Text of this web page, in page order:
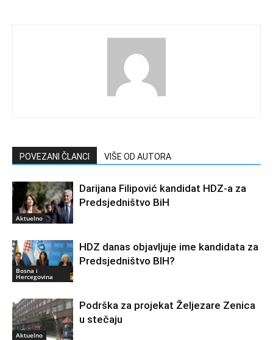
POVEZANI ČLANCI VIŠE OD AUTORA
Aktuelno
Darijana Filipović kandidat HDZ-a za
Predsjedništvo BiH
Bosna i
Hercegovina
HDZ danas objavljuje ime kandidata za
Predsjedništvo BIH?
Aktuelno
Podrška za projekat Željezare Zenica
u stečaju